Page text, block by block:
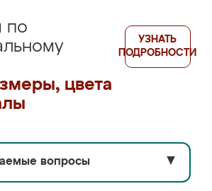
по
цвета
УЗНАТЬ
ПОДРОБНОСТИ
вопросы ▼